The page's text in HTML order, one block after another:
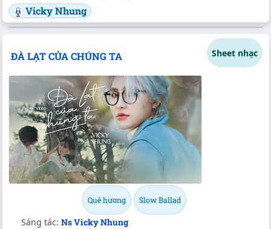
Vicky Nhung
ĐÀ LẠT CỦA CHÚNG TA Sheet nhạc
Quê hương Slow Ballad
Sáng tác: Ns Vicky Nhung